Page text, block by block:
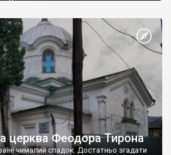
Христа
церква Феодора Тирона
чималий спадок. Достатньо згадати